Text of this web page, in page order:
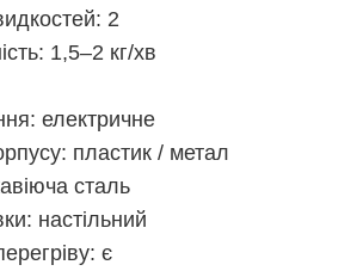
2
1,5–2 кг/хв
електричне
пластик / метал
сталь
настільний
є